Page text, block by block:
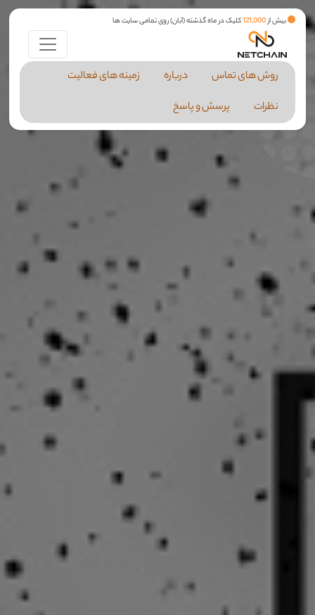
بیش از121,000کلیک در ماه گذشته (آبان) روی تمامی سایت ها
روش های تماس درباره
زمینه های فعالیت
نظرات
پرسش و پاسخ